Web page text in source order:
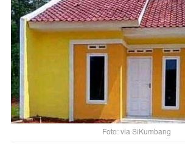
Foto: via SiKumbang